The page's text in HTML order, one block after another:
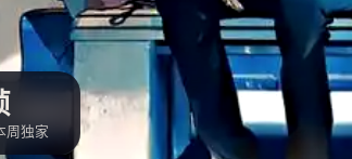
周独家